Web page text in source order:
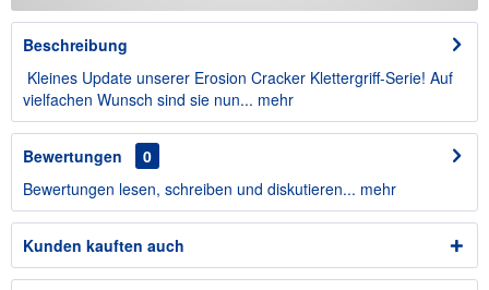
Beschreibung
Kleines Update unserer Erosion Cracker Klettergriff-Serie! Auf
vielfachen Wunsch sind sie nun... mehr
Bewertungen
0
Bewertungen lesen, schreiben und diskutieren... mehr
Kunden kauften auch